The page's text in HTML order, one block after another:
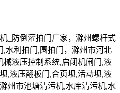
_防倒灌拍门厂家，滁州螺杆式
水利拍门,圆拍门，滁州市河北
液压控制系统,启闭机闸门,液
,液压翻板门,合页坝,活动坝,液
州市池塘清污机,水库清污机,水